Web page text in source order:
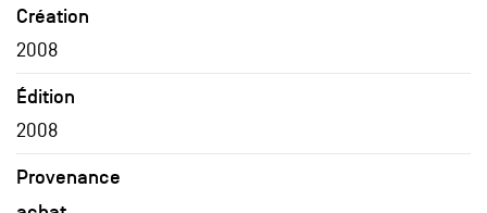
Création
2008
Édition
2008
Provenance